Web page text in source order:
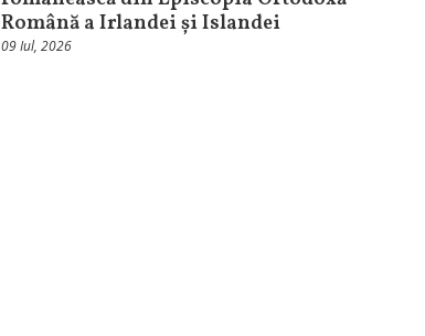
Română a Irlandei și Islandei
09 Iul, 2026